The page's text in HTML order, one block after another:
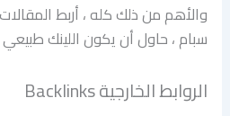
والأهم من ذلك كله ، أربط
سبام ، حاول أن يكون اللينك
الروابط الخارجية Backlinks